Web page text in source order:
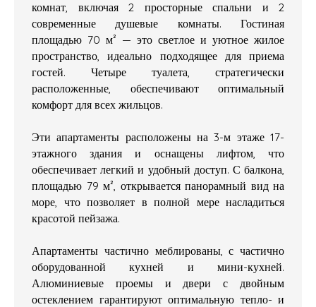
комнат, включая 2 просторные спальни и 2
современные душевые комнаты. Гостиная
площадью 70 м² — это светлое и уютное жилое
пространство, идеально подходящее для приема
гостей. Четыре туалета, стратегически
расположенные, обеспечивают оптимальный
комфорт для всех жильцов.
Эти апартаменты расположены на 3-м этаже 17-
этажного здания и оснащены лифтом, что
обеспечивает легкий и удобный доступ. С балкона,
площадью 79 м², открывается панорамный вид на
море, что позволяет в полной мере насладиться
красотой пейзажа.
Апартаменты частично меблированы, с частично
оборудованной кухней и мини-кухней.
Алюминиевые проемы и двери с двойным
остеклением гарантируют оптимальную тепло- и